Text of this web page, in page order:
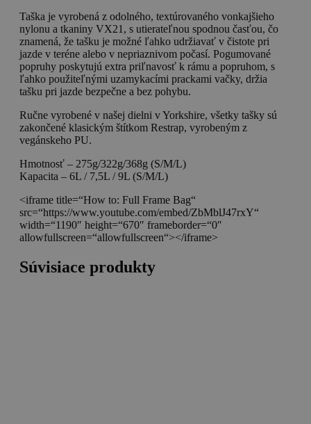
Taška je vyrobená z odolného, ​​textúrovaného vonkajšieho
nylonu a tkaniny VX21, s utierateľnou spodnou časťou, čo
znamená, že tašku je možné ľahko udržiavať v čistote pri
jazde v teréne alebo v nepriaznivom počasí. Pogumované
popruhy poskytujú extra priľnavosť k rámu a popruhom, s
ľahko použiteľnými uzamykacími prackami vačky, držia
tašku pri jazde bezpečne a bez pohybu.
Ručne vyrobené v našej dielni v Yorkshire, všetky tašky sú
zakončené klasickým štítkom Restrap, vyrobeným z
vegánskeho PU.
Hmotnosť – 275g/322g/368g (S/M/L)
Kapacita – 6L / 7,5L / 9L (S/M/L)
<iframe title=“How to: Full Frame Bag“
src=“https://www.youtube.com/embed/ZbMblJ47rxY“
width=“1190″ height=“670″ frameborder=“0″
allowfullscreen=“allowfullscreen“></iframe>
Súvisiace produkty